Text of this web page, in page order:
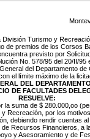
División Turismo y
de premios de los Corsos
previsto por
No. 578/95 del 20/II/95
del Departamento de
el límite máximo de la
DEL
DE FACULTADES
RESUELVE:
la suma de $ 280.000,oo
Recreación, por los
debiendo rendir cuentas
Recursos Financieros, a
y Asesoramiento y de